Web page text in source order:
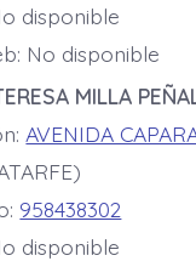
disponible
No disponible
MILLA
AVENIDA
958438302
disponible